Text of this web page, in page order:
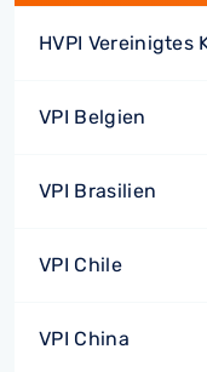
HVPI Vereinigtes
VPI Belgien
VPI Brasilien
VPI Chile
VPI China